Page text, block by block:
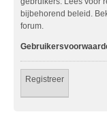
bijbehorend beleid.
forum.
Registreer